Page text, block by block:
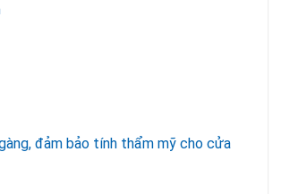
đảm bảo tính thẩm mỹ cho cửa